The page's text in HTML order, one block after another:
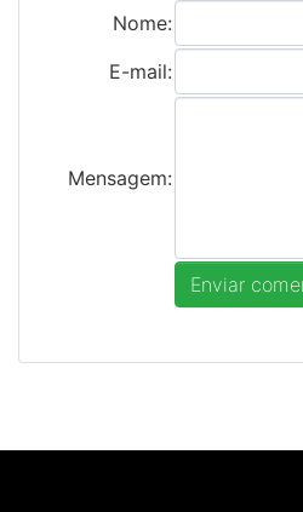
Nome:
E-mail:
Mensagem: